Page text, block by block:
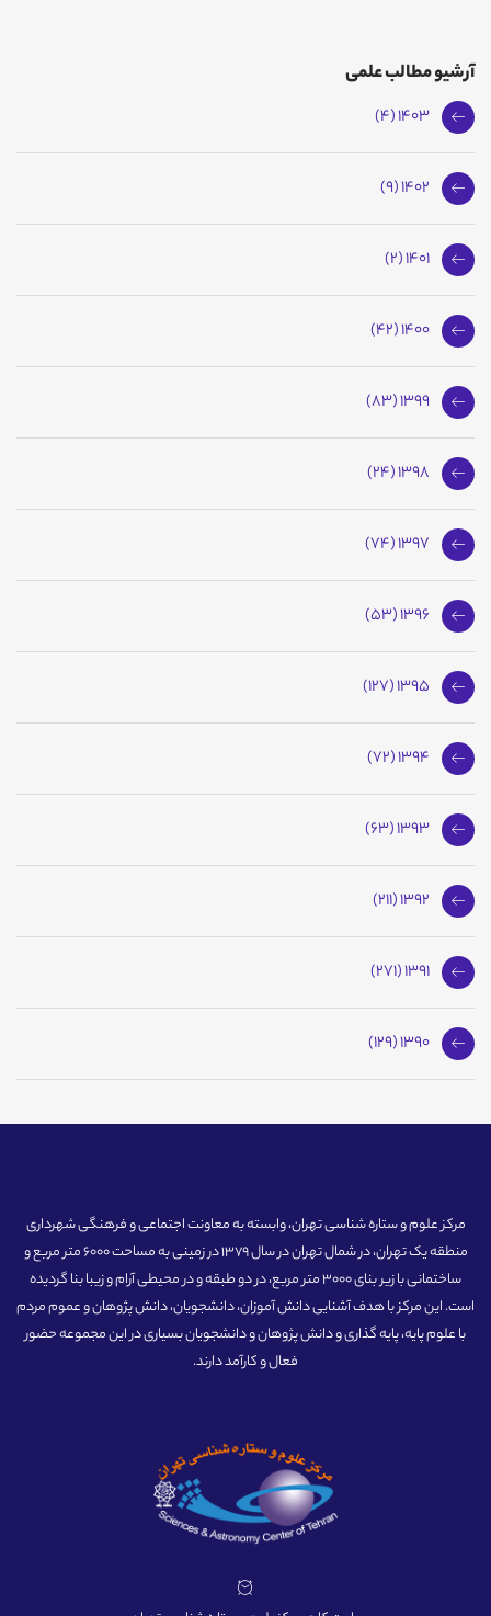
آرشیو مطالب علمی
1403 (4)
1402 (9)
1401 (2)
1400 (42)
1399 (83)
1398 (24)
1397 (74)
1396 (53)
1395 (127)
1394 (72)
1393 (63)
1392 (211)
1391 (271)
1390 (129)
مرکز علوم و ستاره شناسی تهران، وابسته به معاونت اجتماعی و فرهنگی شهرداری
منطقه یک تهران، در شمال تهران در سال 1379 در زمینی به مساحت 6000 متر مربع و
ساختمانی با زیر بنای 3000 متر مربع، در دو طبقه و در محیطی آرام و زیبا بنا گردیده
است. این مرکز با هدف آشنایی دانش آموزان، دانشجویان، دانش پژوهان و عموم مردم
با علوم پایه، پایه گذاری و دانش پژوهان و دانشجویان بسیاری در این مجموعه حضور
فعال و کارآمد دارند.